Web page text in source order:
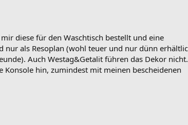
diese für den Waschtisch bestellt und eine
als Resoplan (wohl teuer und nur dünn
Auch Westag&Getalit führen das Dekor
hin, zumindest mit meinen bescheidenen